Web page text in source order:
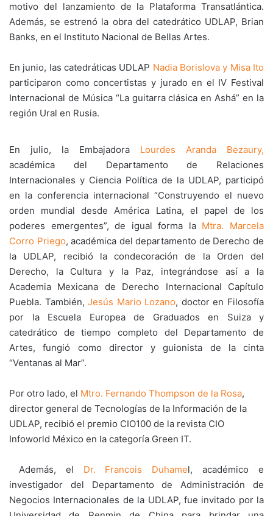
motivo del lanzamiento de la Plataforma Transatlántica.
Además, se estrenó la obra del catedrático UDLAP, Brian
Banks, en el Instituto Nacional de Bellas Artes.
En junio, las catedráticas UDLAP Nadia Borislova y Misa Ito
participaron como concertistas y jurado en el IV Festival
Internacional de Música “La guitarra clásica en Ashá” en la
región Ural en Rusia.
En julio, la Embajadora Lourdes Aranda Bezaury,
académica del Departamento de Relaciones
Internacionales y Ciencia Política de la UDLAP, participó
en la conferencia internacional “Construyendo el nuevo
orden mundial desde América Latina, el papel de los
poderes emergentes”, de igual forma la Mtra. Marcela
Corro Priego, académica del departamento de Derecho de
la UDLAP, recibió la condecoración de la Orden del
Derecho, la Cultura y la Paz, integrándose así a la
Academia Mexicana de Derecho Internacional Capítulo
Puebla. También,Jesús Mario Lozano, doctor en Filosofía
por la Escuela Europea de Graduados en Suiza y
catedrático de tiempo completo del Departamento de
Artes, fungió como director y guionista de la cinta
“Ventanas al Mar”.
Por otro lado, el Mtro. Fernando Thompson de la Rosa,
director general de Tecnologías de la Información de la
UDLAP, recibió el premio CIO100 de la revista CIO
Infoworld México en la categoría Green IT.
Además, el Dr. Francois Duhamel, académico e
investigador del Departamento de Administración de
Negocios Internacionales de la UDLAP, fue invitado por la